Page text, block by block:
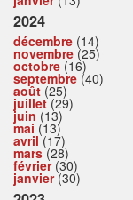
2024
décembre (14)
novembre (25)
octobre (16)
septembre (40)
août (25)
juillet(29)
juin (13)
mai (13)
avril(17)
mars(28)
février(30)
janvier(30)